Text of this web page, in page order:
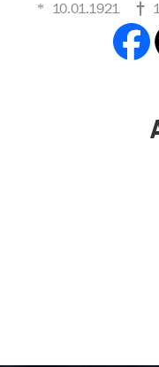
10.01.1921